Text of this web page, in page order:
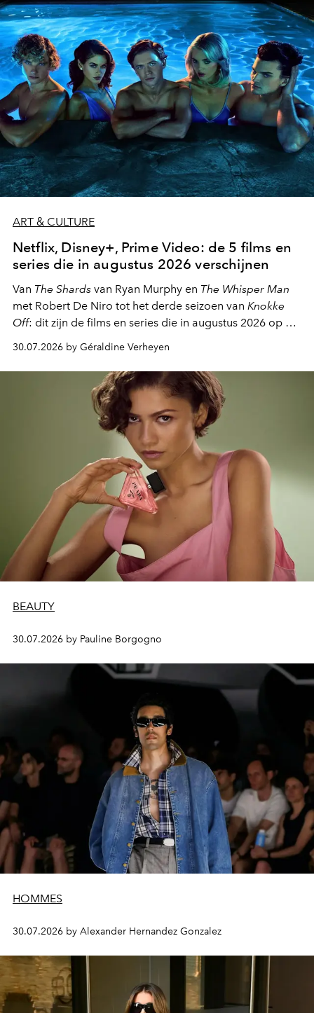
moment van verwondering.
ART & CULTURE
Netflix, Disney+, Prime Video: de 5 films en
series die in augustus 2026 verschijnen
Van The Shards van Ryan Murphy en The Whisper Man
met Robert De Niro tot het derde seizoen van Knokke
Off: dit zijn de films en series die in augustus 2026 op de
streamingplatformen verschijnen.
30.07.2026 by Géraldine Verheyen
BEAUTY
30.07.2026 by Pauline Borgogno
HOMMES
30.07.2026 by Alexander Hernandez Gonzalez